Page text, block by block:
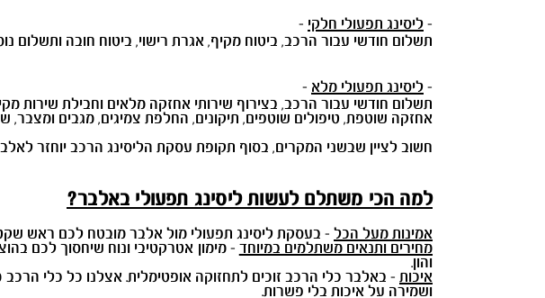
- ליסינג תפעולי חלקי -
תשלום חודשי עבור הרכב, ביטוח מקיף, אגרת רישוי, ביטוח חובה
- ליסינג תפעולי מלא -
תשלום חודשי עבור הרכב, בצירוף שירותי אחזקה מלאים וחבילת שירות
אחזקה שוטפת, טיפולים שוטפים, תיקונים, החלפת צמיגים, מגבים ומצבר,
חשוב לציין שבשני המקרים, בסוף תקופת עסקת הליסינג הרכב יוחזר
למה הכי משתלם לעשות ליסינג תפעולי באלבר?
אמינות מעל הכל - בעסקת ליסינג תפעולי מול אלבר מובטח לכם ראש
מחירים ותנאים משתלמים במיוחד - מימון אטרקטיבי ונוח שיחסוך לכם
והון.
איכות - באלבר כלי הרכב זוכים לתחזוקה אופטימלית. אצלנו כל כלי
ושמירה על איכות בלי פשרות.